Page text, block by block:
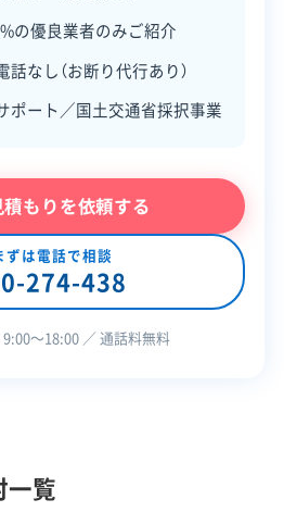
ームページ
無料見積もり
サイクル届
近隣挨拶
、埼玉県、栃木県、茨城県
装解体
式サイトを見る
建設業許可】
府知事：第137112号
業廃棄物収集運搬業許可】
県知事：第01100176979号
県知事：第02501176979号
府知事：第02600176979号
全部見る
の優良業者のみご紹介
なし（お断り代行あり）
ポート／国土交通省採択事業
もりを依頼する
ずは電話で相談
274-438
〜18:00 ／ 通話料無料
一覧